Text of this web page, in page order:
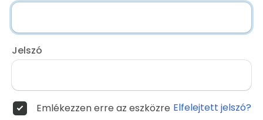
Jelszó
Emlékezzen erre az eszközre Elfelejtett jelszó?